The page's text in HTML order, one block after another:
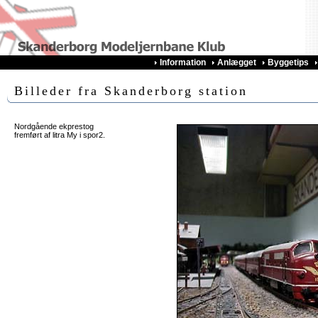
Information Anlægget Byggetips
Billeder fra Skanderborg station
Nordgående ekprestog
fremført af litra My i spor2.